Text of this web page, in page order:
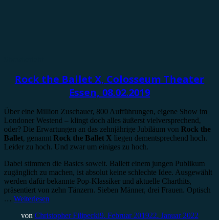
Rock the Ballet X, Colosseum Theater
Essen, 08.02.2019
Über eine Million Zuschauer, 800 Aufführungen, eigene Show im
Londoner Westend – klingt doch alles äußerst vielversprechend,
oder? Die Erwartungen an das zehnjährige Jubiläum von Rock the
Ballet, genannt Rock the Ballet X liegen dementsprechend hoch.
Leider zu hoch. Und zwar um einiges zu hoch.
Dabei stimmen die Basics soweit. Ballett einem jungen Publikum
zugänglich zu machen, ist absolut keine schlechte Idee. Ausgewählt
werden dafür bekannte Pop-Klassiker und aktuelle Charthits,
präsentiert von zehn Tänzern. Sieben Männer, drei Frauen. Optisch
… Weiterlesen
von Christopher Filipecki9. Februar 201922. Januar 2022